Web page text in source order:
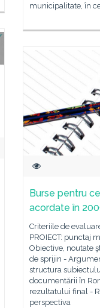
municipalitate, în
Burse pentru
acordate în
Criteriile de
PROIECT: punctaj
Obiective, noutate
de sprijin -
structura
documentării în
rezultatului final -
perspectiva